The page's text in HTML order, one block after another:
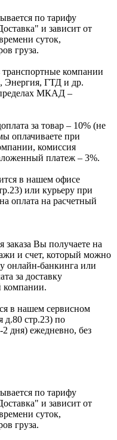
по тарифу
и зависит от
суток,
груза.
транспортные компании
ГТД и др.
МКАД –
за товар – 10% (не
оплачиваете при
комиссия
платеж – 3%.
в нашем офисе
или курьеру при
оплата на расчетный
Вы получаете на
и счет, который можно
онлайн-банкинга или
за доставку
компании.
в нашем сервисном
д.80 стр.23) по
2 дня) ежедневно, без
по тарифу
и зависит от
суток,
груза.